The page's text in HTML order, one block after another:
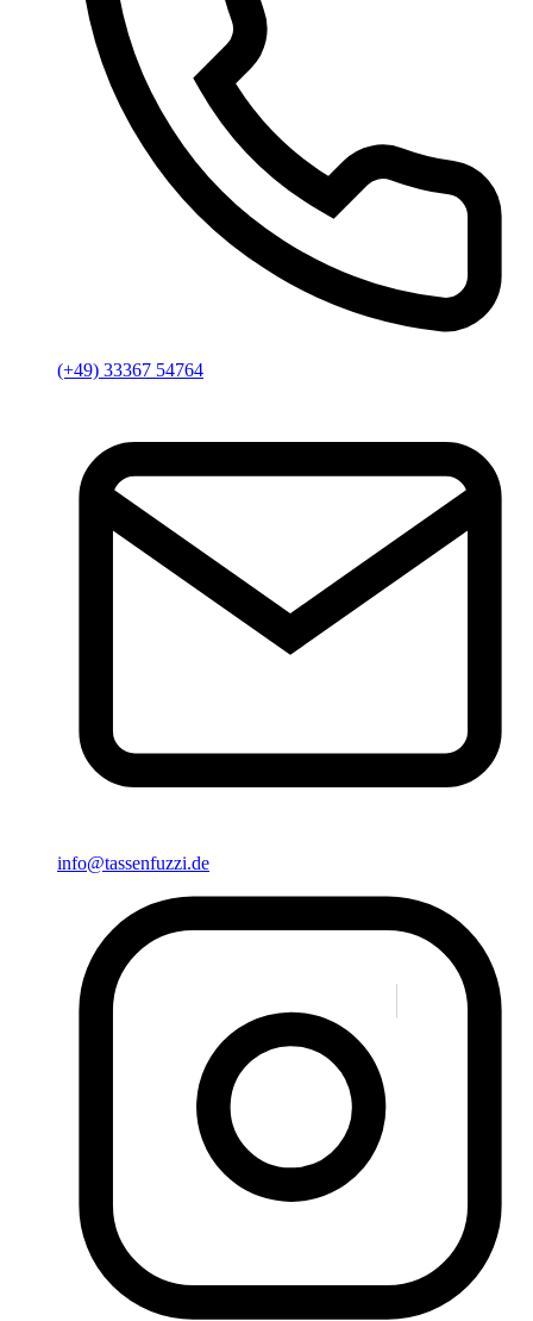
(+49) 33367 54764
info@tassenfuzzi.de